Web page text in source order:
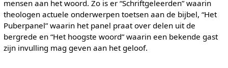
mensen aan het woord. Zo is er “Schriftgeleerden” waarin
theologen actuele onderwerpen toetsen aan de bijbel, “Het
Puberpanel” waarin het panel praat over delen uit de
bergrede en “Het hoogste woord” waarin een bekende gast
zijn invulling mag geven aan het geloof.